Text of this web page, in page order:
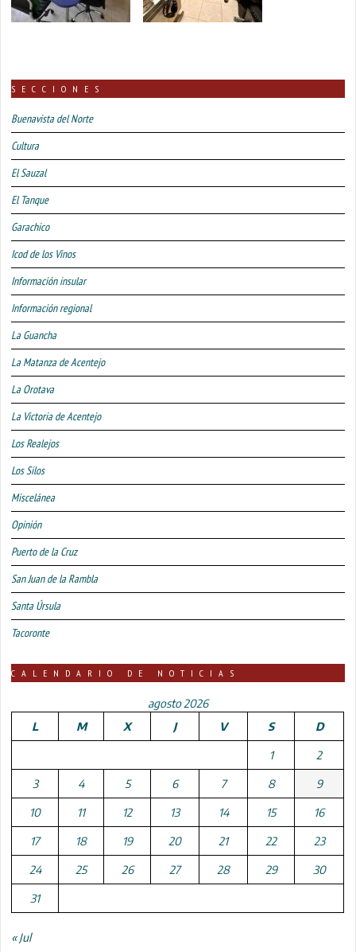
SECCIONES
Buenavista del Norte
Cultura
El Sauzal
El Tanque
Garachico
Icod de los Vinos
Información insular
Información regional
La Guancha
La Matanza de Acentejo
La Orotava
La Victoria de Acentejo
Los Realejos
Los Silos
Miscelánea
Opinión
Puerto de la Cruz
San Juan de la Rambla
Santa Úrsula
Tacoronte
CALENDARIO DE NOTICIAS
agosto 2026
L
M X J V S D
1 2
3 4 5 6 7 8 9
10 11 12 13 14 15 16
17 18 19 20 21 22 23
24 25 26 27 28 29 30
31
« Jul